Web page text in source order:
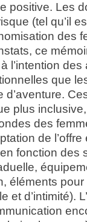
positive. Les
(tel qu’il
des
ce
l’intention
que
d’aventure.
plus
des
de
fonction des
éléments
et d’intimité).